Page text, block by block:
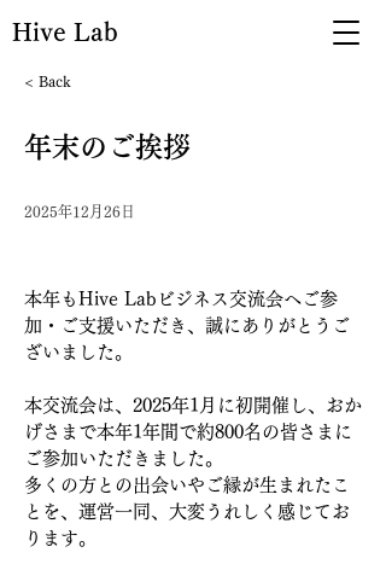
Hive Lab
< Back
年末のご挨拶
2025年12月26日
本年もHive Labビジネス交流会へご参
加・ご支援いただき、誠にありがとうご
ざいました。
本交流会は、2025年1月に初開催し、おか
げさまで本年1年間で約800名の皆さまに
ご参加いただきました。
多くの方との出会いやご縁が生まれたこ
とを、運営一同、大変うれしく感じてお
ります。